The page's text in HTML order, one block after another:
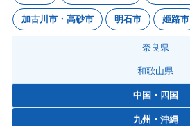
加古川市・高砂市 明石市 姫路市
奈良県
和歌山県
中国・四国
九州・沖縄